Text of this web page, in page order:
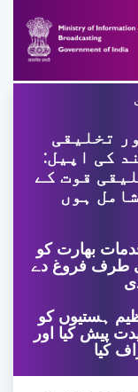
تخلیقی
کی اپیل:
قوت کے
ہوں
بھارت کو
طرف فروغ دے
ہستیوں کو
پیش کیا اور
کیا